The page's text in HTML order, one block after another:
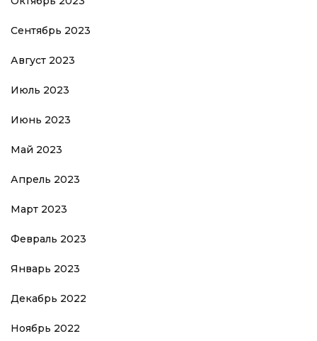
Сентябрь 2023
Август 2023
Июль 2023
Июнь 2023
Май 2023
Апрель 2023
Март 2023
Февраль 2023
Январь 2023
Декабрь 2022
Ноябрь 2022